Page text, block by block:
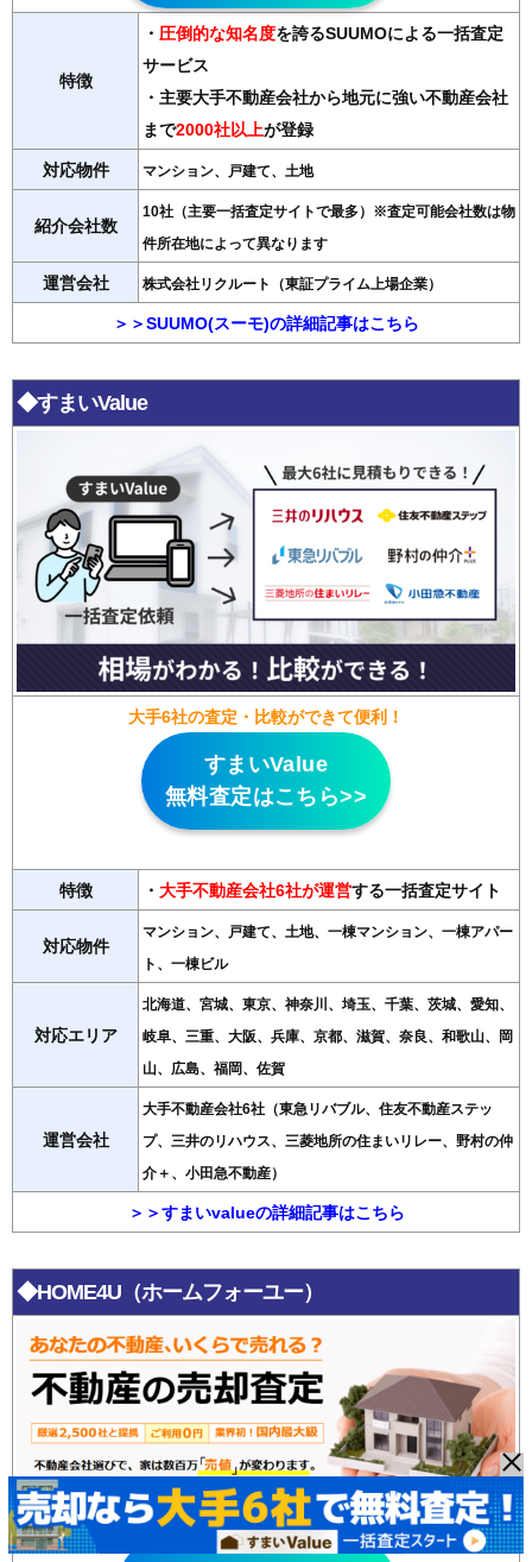
特徴
・ 圧倒的な知名度を誇るSUUMOによる一括査定
サービス
・主要大手不動産会社から地元に強い不動産会社
まで2000社以上が登録
対応物件 マンション、戸建て、土地
紹介会社数
10社（主要一括査定サイトで最多）※査定可能会社数は物
件所在地によって異なります
運営会社 株式会社リクルート（東証プライム上場企業）
＞＞SUUMO(スーモ)の詳細記事はこちら
◆すまいValue
大手6社の査定・比較ができて便利！
すまいValue
無料査定はこちら>>
特徴 ・ 大手不動産会社6社が運営する一括査定サイト
対応物件
マンション、戸建て、土地、一棟マンション、一棟アパー
ト、一棟ビル
対応エリア
北海道、宮城、東京、神奈川、埼玉、千葉、茨城、愛知、
岐阜、三重、大阪、兵庫、京都、滋賀、奈良、和歌山、岡
山、広島、福岡、佐賀
運営会社
大手不動産会社6社（東急リバブル、住友不動産ステッ
プ、三井のリハウス、三菱地所の住まいリレー、野村の仲
介＋、小田急不動産）
＞＞すまいvalueの詳細記事はこちら
◆HOME4U（ホームフォーユー）